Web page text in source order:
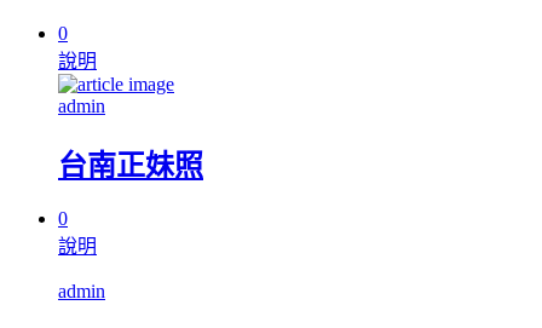
0
說明
admin
台南正妹照
0
說明
admin